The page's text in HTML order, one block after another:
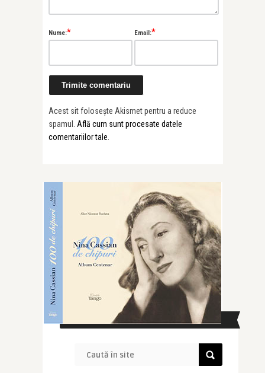
Nume:* Email:*
Acest sit folosește Akismet pentru a reduce
spamul. Află cum sunt procesate datele
comentariilor tale
CAUTĂ ÎN SITE